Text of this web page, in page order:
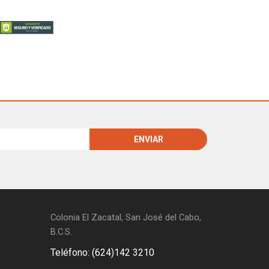
Colonia El Zacatal, San José del Cabo,
B.C.S.
Teléfono: (624)142 3210